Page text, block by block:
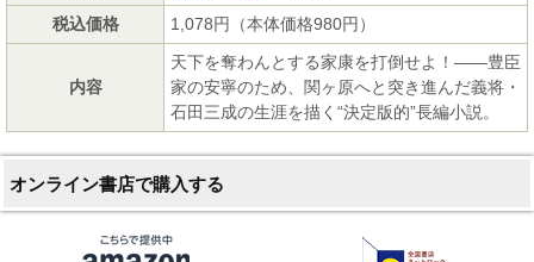
税込価格
1,078円（本体価格980円）
内容
天下を奪わんとする家康を打倒せよ！――豊臣
家の安寧のため、関ヶ原へと突き進んだ義将・
石田三成の生涯を描く“決定版的”長編小説。
オンライン書店で購入する